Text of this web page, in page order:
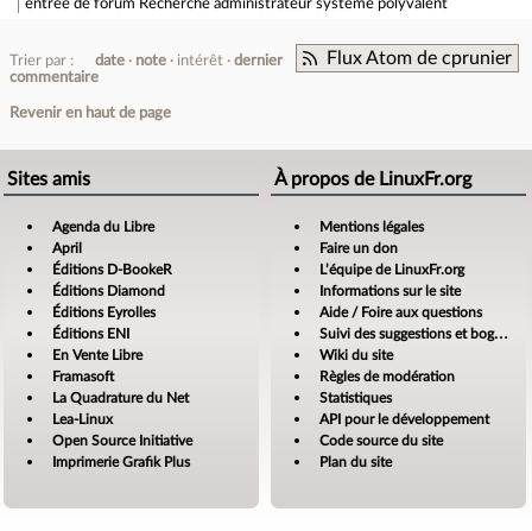
entrée de forum Recherche administrateur système polyvalent
Flux Atom de cprunier
Trier par : date note intérêt
dernier
commentaire
Revenir en haut de page
Sites amis
Agenda du Libre
April
Éditions D-BookeR
Éditions Diamond
Éditions Eyrolles
Éditions ENI
En Vente Libre
Framasoft
La Quadrature du Net
Lea-Linux
Open Source Initiative
Imprimerie Grafik Plus
À propos de LinuxFr.org
Mentions légales
Faire un don
L’équipe de LinuxFr.org
Informations sur le site
Aide / Foire aux questions
Suivi des suggestions et bogues
Wiki du site
Règles de modération
Statistiques
API pour le développement
Code source du site
Plan du site